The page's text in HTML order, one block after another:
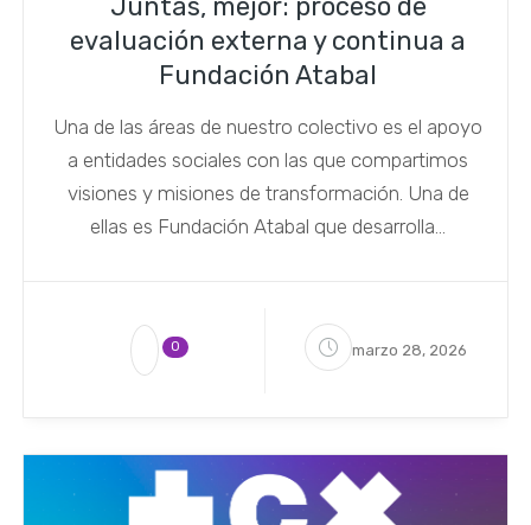
Juntas, mejor: proceso de
evaluación externa y continua a
Fundación Atabal
Una de las áreas de nuestro colectivo es el apoyo
a entidades sociales con las que compartimos
visiones y misiones de transformación. Una de
ellas es Fundación Atabal que desarrolla...
0 marzo 28, 2026